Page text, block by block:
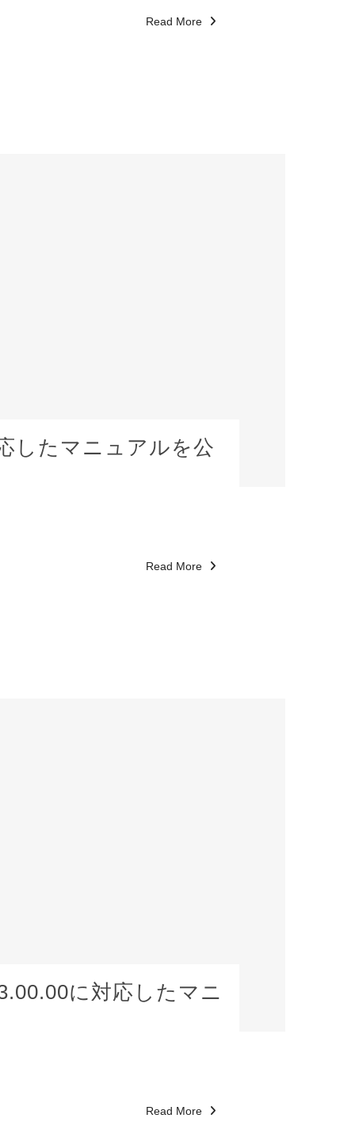
Read More
したマニュアルを公
Read More
に対応したマニ
Read More